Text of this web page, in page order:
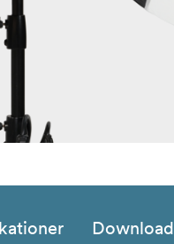
Download